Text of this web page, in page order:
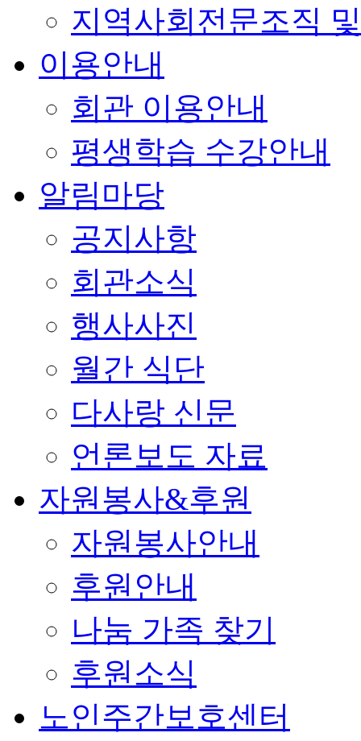
지역사회전문조직
이용안내
회관 이용안내
평생학습 수강안내
알림마당
공지사항
회관소식
행사사진
월간 식단
다사랑 신문
언론보도 자료
자원봉사&후원
자원봉사안내
후원안내
나눔 가족 찾기
후원소식
노인주간보호센터